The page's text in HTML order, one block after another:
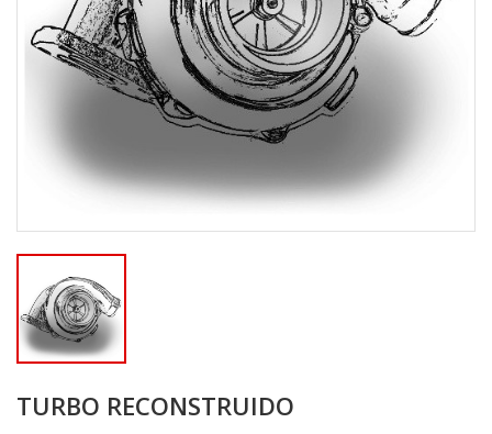
TURBO RECONSTRUIDO